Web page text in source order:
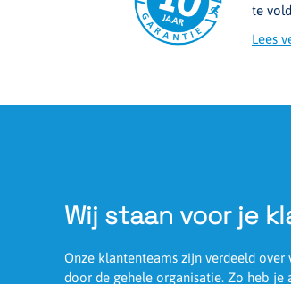
te
Lees
Wij staan voor je
Onze klantenteams zijn verdeeld over
door de gehele organisatie. Zo heb